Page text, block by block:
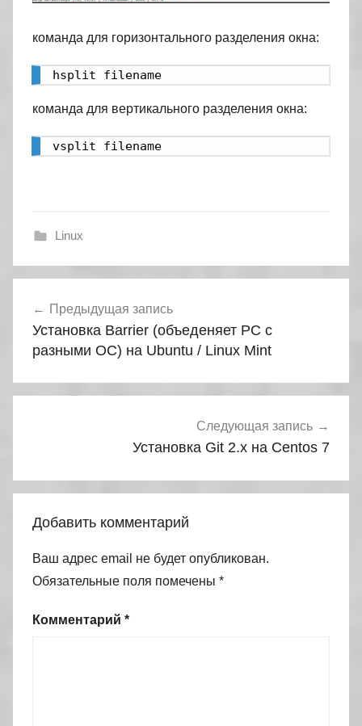
команда для горизонтального разделения окна:
hsplit filename
команда для вертикального разделения окна:
vsplit filename
Linux
по
записям
Предыдущая запись
Установка Barrier (объеденяет PC с
разными ОС) на Ubuntu / Linux Mint
Следующая запись
Установка Git 2.x на Centos 7
Добавить комментарий
Ваш адрес email не будет опубликован.
Обязательные поля помечены *
Комментарий *